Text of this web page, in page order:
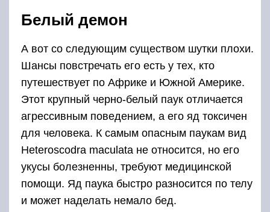
Белый демон
А вот со следующим существом шутки плохи.
Шансы повстречать его есть у тех, кто
путешествует по Африке и Южной Америке.
Этот крупный черно-белый паук отличается
агрессивным поведением, а его яд токсичен
для человека. К самым опасным паукам вид
Heteroscodra maculata не относится, но его
укусы болезненны, требуют медицинской
помощи. Яд паука быстро разносится по телу
и может наделать немало бед.